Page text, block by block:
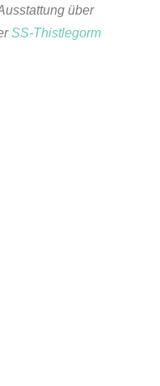
über
SS-Thistlegorm